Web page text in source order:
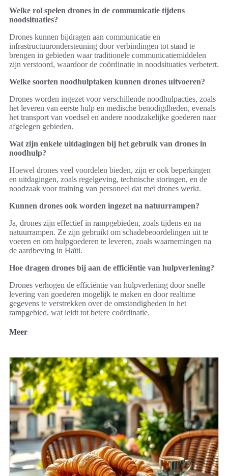
Welke rol spelen drones in de communicatie tijdens
noodsituaties?
Drones kunnen bijdragen aan communicatie en
infrastructuurondersteuning door verbindingen tot stand te
brengen in gebieden waar traditionele communicatiemiddelen
zijn verstoord, waardoor de coördinatie in noodsituaties verbetert.
Welke soorten noodhulptaken kunnen drones uitvoeren?
Drones worden ingezet voor verschillende noodhulpacties, zoals
het leveren van eerste hulp en medische benodigdheden, evenals
het transport van voedsel en andere noodzakelijke goederen naar
afgelegen gebieden.
Wat zijn enkele uitdagingen bij het gebruik van drones in
noodhulp?
Hoewel drones veel voordelen bieden, zijn er ook beperkingen
en uitdagingen, zoals regelgeving, technische storingen, en de
noodzaak voor training van personeel dat met drones werkt.
Kunnen drones ook worden ingezet na natuurrampen?
Ja, drones zijn effectief in rampgebieden, zoals tijdens en na
natuurrampen. Ze zijn gebruikt om schadebeoordelingen uit te
voeren en om hulpgoederen te leveren, zoals waarnemingen na
de aardbeving in Haïti.
Hoe dragen drones bij aan de efficiëntie van hulpverlening?
Drones verhogen de efficiëntie van hulpverlening door snelle
levering van goederen mogelijk te maken en door realtime
gegevens te verstrekken over de omstandigheden in het
rampgebied, wat leidt tot betere coördinatie.
Meer